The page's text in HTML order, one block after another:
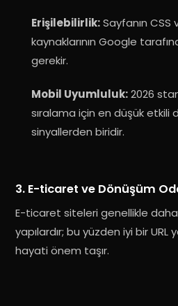
Erişilebilirlik:Sayfanın CSS
kaynaklarının Google
gerekir.
Mobil Uyumluluk:2026
sıralama için en düşük etkili
sinyallerden biridir.
3. E-ticaret ve Dönüşüm
E-ticaret siteleri genellikle daha
yapılardır; bu yüzden iyi bir URL
hayati önem taşır.